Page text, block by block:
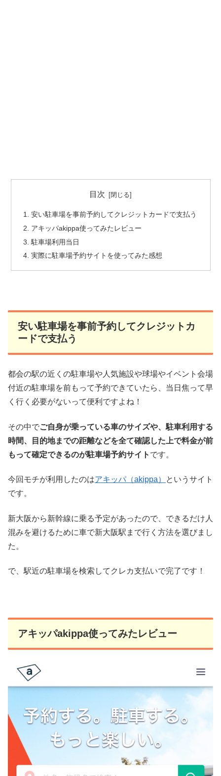
目次
安い駐車場を事前予約してクレジットカードで支払う
アキッパakippa使ってみたレビュー
駐車場利用当日
実際に駐車場予約サイトを使ってみた感想
安い駐車場を事前予約してクレジットカ
ードで支払う
都会の駅の近くの駐車場や人気施設や球場やイベント会場
付近の駐車場を前もって予約できていたら、当日焦って早
く行く必要がないって便利ですよね！
その中でご自身が乗っている車のサイズや、駐車利用する
時間、目的地までの距離などを全て確認した上で料金が前
もって確定できるのが駐車場予約サイト です。
今回モチが利用したのはアキッパ（akippa）
というサイト
です。
新大阪から新幹線に乗る予定があったので、できるだけ人
混みを避けるために車で新大阪駅まで行く方法を選びまし
た。
で、駅近の駐車場を検索してクレカ支払いで完了です！
アキッパakippa使ってみたレビュー